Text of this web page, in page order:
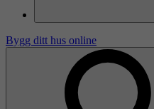
Bygg ditt hus online